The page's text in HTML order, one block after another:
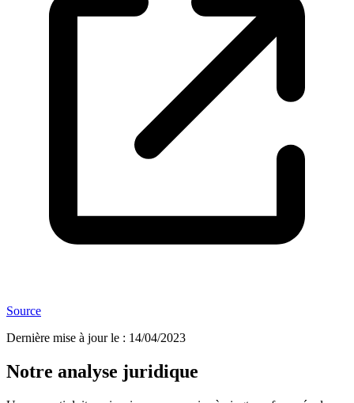
Source
Dernière mise à jour le : 14/04/2023
Notre analyse juridique